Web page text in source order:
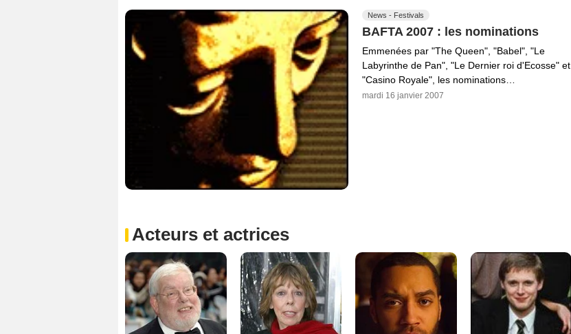
News - Festivals
BAFTA 2007 : les nominations
Emmenées par "The Queen", "Babel", "Le
Labyrinthe de Pan", "Le Dernier roi d'Ecosse" et
"Casino Royale", les nominations…
mardi 16 janvier 2007
Acteurs et actrices